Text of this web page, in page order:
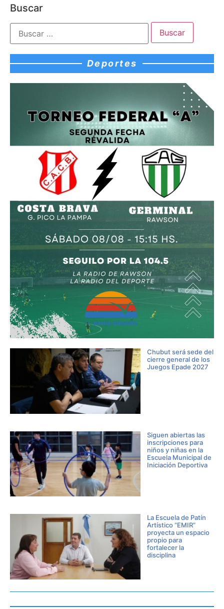
Buscar
Deportes
Chubut será sede del
cierre general de los
Juegos Epade 2027
Siguen abiertas las
inscripciones para
niños y niñas en la
Escuela Municipal de
Iniciación Deportiva
La Escuela de Patín
Artístico “EMIR”
proyecta un espacio
propio para
fortalecer la
disciplina